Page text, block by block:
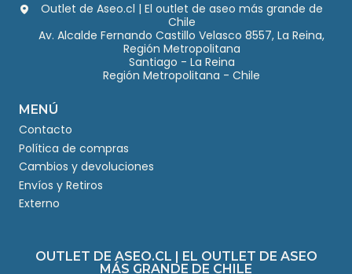
Outlet de Aseo.cl | El outlet de aseo más grande de
Chile
Av. Alcalde Fernando Castillo Velasco 8557, La Reina,
Región Metropolitana
Santiago - La Reina
Región Metropolitana - Chile
MENÚ
Contacto
Política de compras
Cambios y devoluciones
Envíos y Retiros
Externo
OUTLET DE ASEO.CL | EL OUTLET DE ASEO
MÁS GRANDE DE CHILE